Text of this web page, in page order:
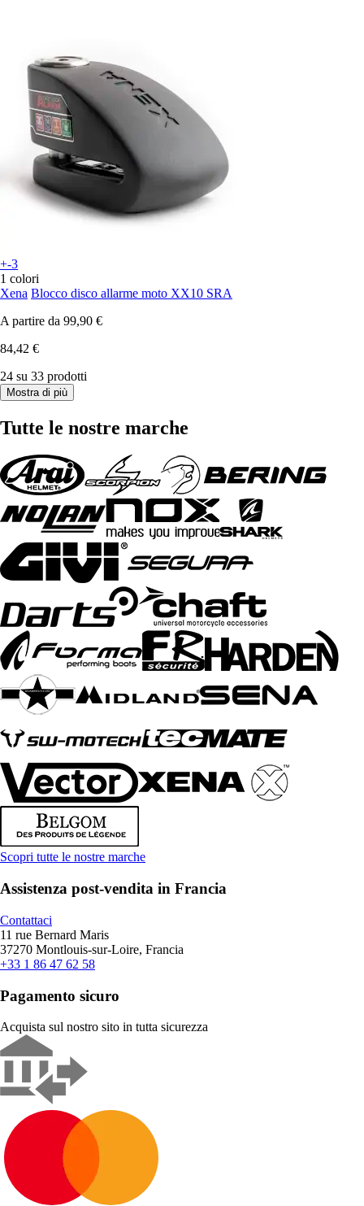
+-3
1 colori
Xena Blocco disco allarme moto XX10 SRA
A partire da 99,90 €
84,42 €
24 su 33 prodotti
Mostra di più
Tutte le nostre marche
Scopri tutte le nostre marche
Assistenza post-vendita in Francia
Contattaci
11 rue Bernard Maris
37270 Montlouis-sur-Loire, Francia
+33 1 86 47 62 58
Pagamento sicuro
Acquista sul nostro sito in tutta sicurezza